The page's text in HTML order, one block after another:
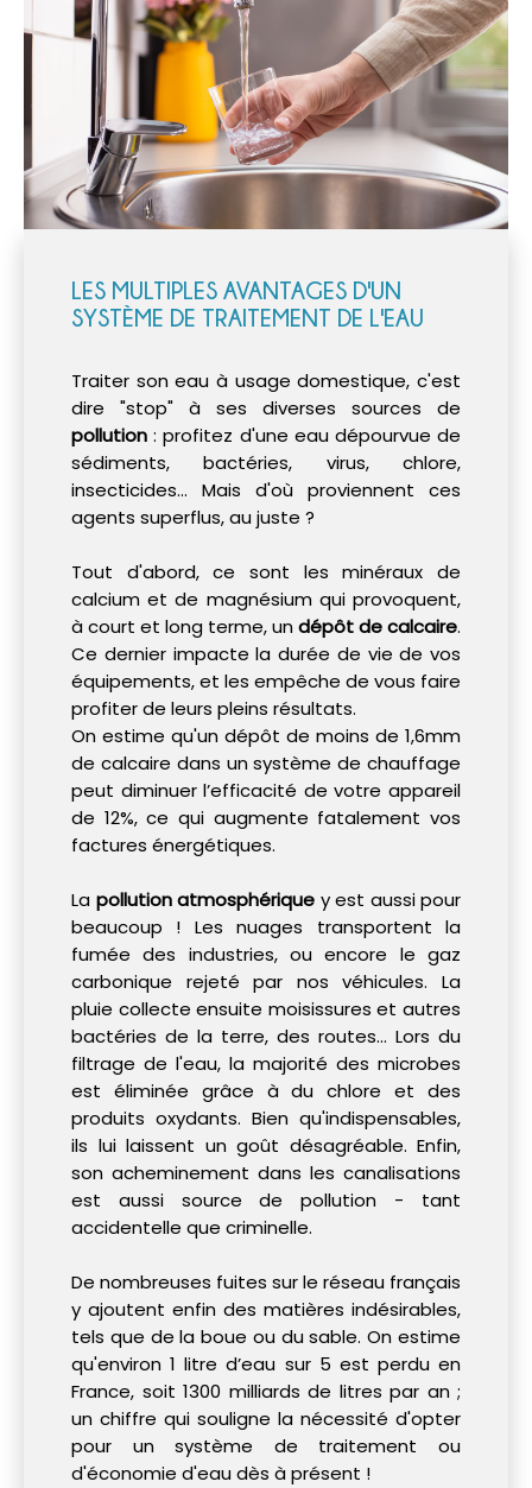
LES MULTIPLES AVANTAGES D'UN
SYSTÈME DE TRAITEMENT DE L'EAU
Traiter son eau à usage domestique, c'est
dire "stop" à ses diverses sources de
pollution : profitez d'une eau dépourvue de
sédiments, bactéries, virus, chlore,
insecticides... Mais d'où proviennent ces
agents superflus, au juste ?
Tout d'abord, ce sont les minéraux de
calcium et de magnésium qui provoquent,
à court et long terme, un dépôt de calcaire.
Ce dernier impacte la durée de vie de vos
équipements, et les empêche de vous faire
profiter de leurs pleins résultats.
On estime qu'un dépôt de moins de 1,6mm
de calcaire dans un système de chauffage
peut diminuer l’efficacité de votre appareil
de 12%, ce qui augmente fatalement vos
factures énergétiques.
La pollution atmosphérique y est aussi pour
beaucoup ! Les nuages transportent la
fumée des industries, ou encore le gaz
carbonique rejeté par nos véhicules. La
pluie collecte ensuite moisissures et autres
bactéries de la terre, des routes... Lors du
filtrage de l'eau, la majorité des microbes
est éliminée grâce à du chlore et des
produits oxydants. Bien qu'indispensables,
ils lui laissent un goût désagréable. Enfin,
son acheminement dans les canalisations
est aussi source de pollution - tant
accidentelle que criminelle.
De nombreuses fuites sur le réseau français
y ajoutent enfin des matières indésirables,
tels que de la boue ou du sable. On estime
qu'environ 1 litre d’eau sur 5 est perdu en
France, soit 1300 milliards de litres par an ;
un chiffre qui souligne la nécessité d'opter
pour un système de traitement ou
d'économie d'eau dès à présent !